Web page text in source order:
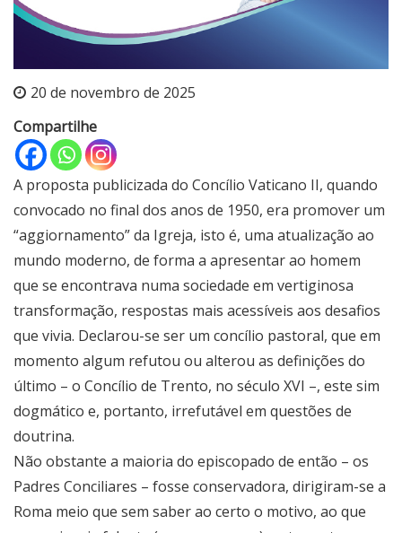
20 de novembro de 2025
Compartilhe
A proposta publicizada do Concílio Vaticano II, quando
convocado no final dos anos de 1950, era promover um
“aggiornamento” da Igreja, isto é, uma atualização ao
mundo moderno, de forma a apresentar ao homem
que se encontrava numa sociedade em vertiginosa
transformação, respostas mais acessíveis aos desafios
que vivia. Declarou-se ser um concílio pastoral, que em
momento algum refutou ou alterou as definições do
último – o Concílio de Trento, no século XVI –, este sim
dogmático e, portanto, irrefutável em questões de
doutrina.
Não obstante a maioria do episcopado de então – os
Padres Conciliares – fosse conservadora, dirigiram-se a
Roma meio que sem saber ao certo o motivo, ao que